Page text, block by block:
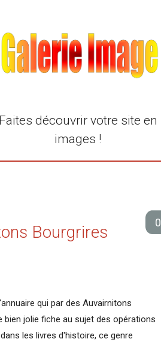
Faites découvrir votre site en
images !
Bourgrires 0
qui par des Auvairnitons
bien jolie fiche au sujet des opérations
les livres d'histoire, ce genre